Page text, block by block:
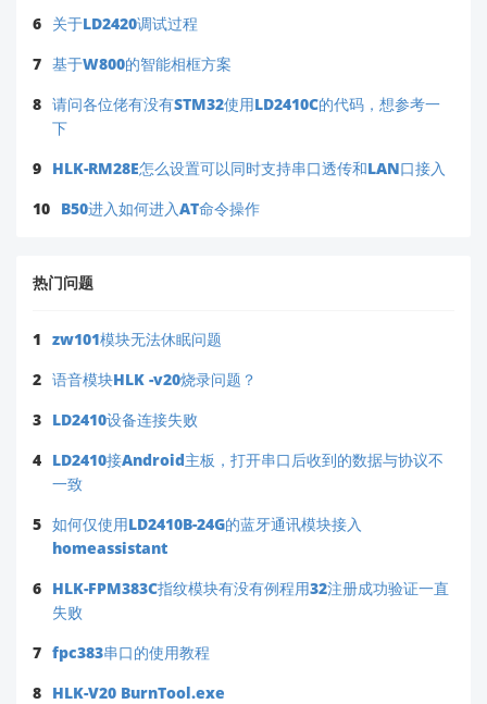
6 关于LD2420调试过程
7 基于W800的智能相框方案
8 请问各位佬有没有STM32使用LD2410C的代码，想参考一
下
9 HLK-RM28E怎么设置可以同时支持串口透传和LAN口接入
10 B50进入如何进入AT命令操作
热门问题
1 zw101模块无法休眠问题
2 语音模块HLK -v20烧录问题？
3 LD2410设备连接失败
4 LD2410接Android主板，打开串口后收到的数据与协议不
一致
5 如何仅使用LD2410B-24G的蓝牙通讯模块接入
homeassistant
6 HLK-FPM383C指纹模块有没有例程用32注册成功验证一直
失败
7 fpc383串口的使用教程
8 HLK-V20 BurnTool.exe